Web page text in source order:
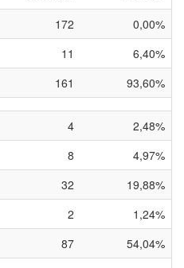
172
0,00%
11
6,40%
161 93,60%
4
2,48%
8
4,97%
32
19,88%
2
1,24%
87
54,04%